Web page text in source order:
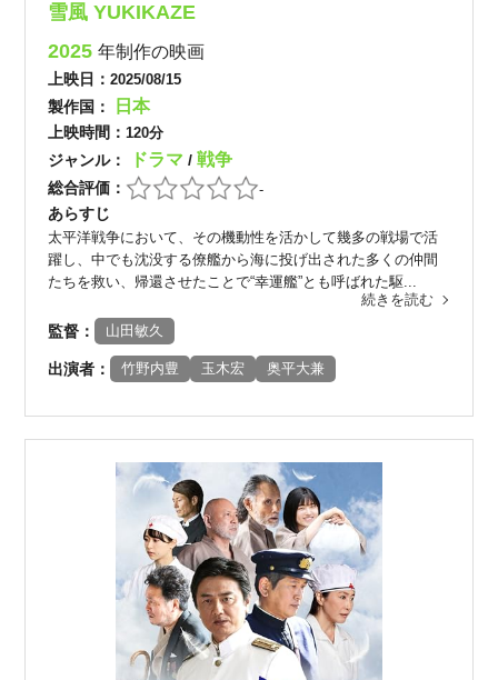
雪風 YUKIKAZE
2025年制作の映画
上映日：2025/08/15
製作国： 日本
上映時間：120分
ジャンル： ドラマ/戦争
総合評価： -
あらすじ
太平洋戦争において、その機動性を活かして幾多の戦場で活
躍し、中でも沈没する僚艦から海に投げ出された多くの仲間
たちを救い、帰還させたことで“幸運艦”とも呼ばれた駆...
続きを読む
監督： 山田敏久
出演者： 竹野内豊 玉木宏 奥平大兼